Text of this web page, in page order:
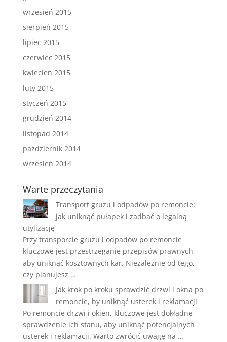
wrzesień 2015
sierpień 2015
lipiec 2015
czerwiec 2015
kwiecień 2015
luty 2015
styczeń 2015
grudzień 2014
listopad 2014
październik 2014
wrzesień 2014
Warte przeczytania
Transport gruzu i odpadów po remoncie:
jak uniknąć pułapek i zadbać o legalną
utylizację
Przy transporcie gruzu i odpadów po remoncie
kluczowe jest przestrzeganie przepisów prawnych,
aby uniknąć kosztownych kar. Niezależnie od tego,
czy planujesz …
Jak krok po kroku sprawdzić drzwi i okna po
remoncie, by uniknąć usterek i reklamacji
Po remoncie drzwi i okien, kluczowe jest dokładne
sprawdzenie ich stanu, aby uniknąć potencjalnych
usterek i reklamacji. Warto zwrócić uwagę na …